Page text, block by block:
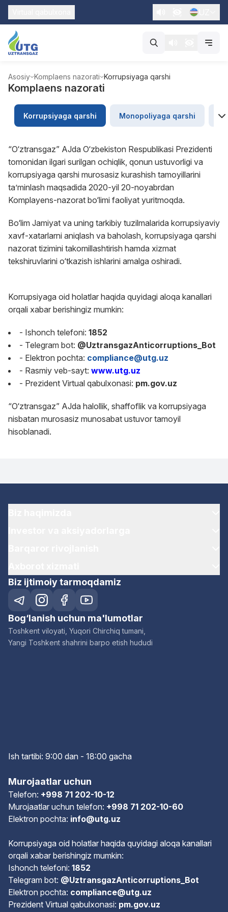
Asosiy Komplaens nazorati Korrupsiyaga qarshi
Komplaens nazorati
Korrupsiyaga qarshi Monopoliyaga qarshi
“O‘ztransgaz” AJda O‘zbekiston Respublikasi Prezidenti
tomonidan ilgari surilgan ochiqlik, qonun ustuvorligi va
korrupsiyaga qarshi murosasiz kurashish tamoyillarini
ta’minlash maqsadida 2020-yil 20-noyabrdan
Komplayens-nazorat bo‘limi faoliyat yuritmoqda.
Bo‘lim Jamiyat va uning tarkibiy tuzilmalarida korrupsiyaviy
xavf-xatarlarni aniqlash va baholash, korrupsiyaga qarshi
nazorat tizimini takomillashtirish hamda xizmat
tekshiruvlarini o‘tkazish ishlarini amalga oshiradi.
Korrupsiyaga oid holatlar haqida quyidagi aloqa kanallari
orqali xabar berishingiz mumkin:
- Ishonch telefoni: 1852
- Telegram bot: @UztransgazAnticorruptions_Bot
- Elektron pochta: compliance@utg.uz
- Rasmiy veb-sayt: www.utg.uz
- Prezident Virtual qabulxonasi: pm.gov.uz
“O‘ztransgaz” AJda halollik, shaffoflik va korrupsiyaga
nisbatan murosasiz munosabat ustuvor tamoyil
hisoblanadi.
Biz ijtimoiy tarmoqdamiz
Bog‘lanish uchun ma'lumotlar
Toshkent viloyati, Yuqori Chirchiq tumani,
Yangi Toshkent shahrini barpo etish hududi
Ish tartibi: 9:00 dan - 18:00 gacha
Murojaatlar uchun
Telefon: +998 71 202-10-12
Murojaatlar uchun telefon: +998 71 202-10-60
Elektron pochta: info@utg.uz
Korrupsiyaga oid holatlar haqida quyidagi aloqa kanallari
orqali xabar berishingiz mumkin:
Ishonch telefoni: 1852
Telegram bot: @UztransgazAnticorruptions_Bot
Elektron pochta: compliance@utg.uz
Prezident Virtual qabulxonasi: pm.gov.uz